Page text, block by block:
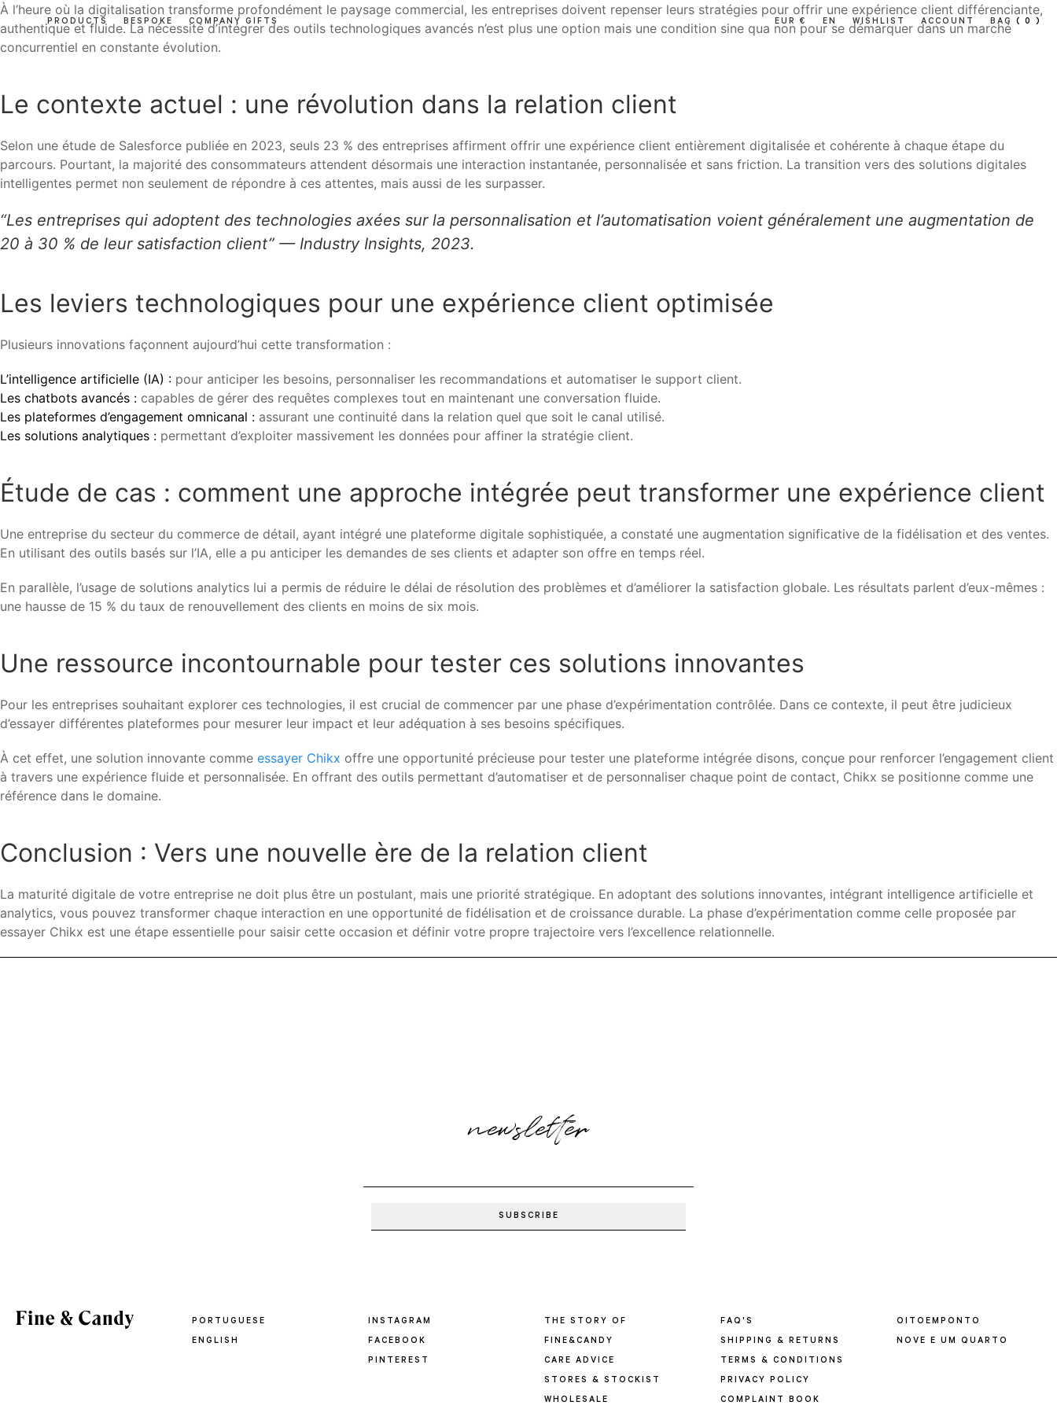
PRODUCTS BESPOKE COMPANY GIFTS EUR € EN WISHLIST ACCOUNT BAG ( 0 )
À l’heure où la digitalisation transforme profondément le paysage commercial, les entreprises doivent repenser leurs stratégies pour offrir une expérience client différenciante,
authentique et fluide. La nécessité d’intégrer des outils technologiques avancés n’est plus une option mais une condition sine qua non pour se démarquer dans un marché
concurrentiel en constante évolution.
Le contexte actuel : une révolution dans la relation client
Selon une étude de Salesforce publiée en 2023, seuls 23 % des entreprises affirment offrir une expérience client entièrement digitalisée et cohérente à chaque étape du
parcours. Pourtant, la majorité des consommateurs attendent désormais une interaction instantanée, personnalisée et sans friction. La transition vers des solutions digitales
intelligentes permet non seulement de répondre à ces attentes, mais aussi de les surpasser.
“Les entreprises qui adoptent des technologies axées sur la personnalisation et l’automatisation voient généralement une augmentation de
20 à 30 % de leur satisfaction client” — Industry Insights, 2023.
Les leviers technologiques pour une expérience client optimisée
Plusieurs innovations façonnent aujourd’hui cette transformation :
L’intelligence artificielle (IA) : pour anticiper les besoins, personnaliser les recommandations et automatiser le support client.
Les chatbots avancés : capables de gérer des requêtes complexes tout en maintenant une conversation fluide.
Les plateformes d’engagement omnicanal : assurant une continuité dans la relation quel que soit le canal utilisé.
Les solutions analytiques : permettant d’exploiter massivement les données pour affiner la stratégie client.
Étude de cas : comment une approche intégrée peut transformer une expérience client
Une entreprise du secteur du commerce de détail, ayant intégré une plateforme digitale sophistiquée, a constaté une augmentation significative de la fidélisation et des ventes.
En utilisant des outils basés sur l’IA, elle a pu anticiper les demandes de ses clients et adapter son offre en temps réel.
En parallèle, l’usage de solutions analytics lui a permis de réduire le délai de résolution des problèmes et d’améliorer la satisfaction globale. Les résultats parlent d’eux-mêmes :
une hausse de 15 % du taux de renouvellement des clients en moins de six mois.
Une ressource incontournable pour tester ces solutions innovantes
Pour les entreprises souhaitant explorer ces technologies, il est crucial de commencer par une phase d’expérimentation contrôlée. Dans ce contexte, il peut être judicieux
d’essayer différentes plateformes pour mesurer leur impact et leur adéquation à ses besoins spécifiques.
À cet effet, une solution innovante comme essayer Chikx offre une opportunité précieuse pour tester une plateforme intégrée disons, conçue pour renforcer l’engagement client
à travers une expérience fluide et personnalisée. En offrant des outils permettant d’automatiser et de personnaliser chaque point de contact, Chikx se positionne comme une
référence dans le domaine.
Conclusion : Vers une nouvelle ère de la relation client
La maturité digitale de votre entreprise ne doit plus être un postulant, mais une priorité stratégique. En adoptant des solutions innovantes, intégrant intelligence artificielle et
analytics, vous pouvez transformer chaque interaction en une opportunité de fidélisation et de croissance durable. La phase d’expérimentation comme celle proposée par
essayer Chikx est une étape essentielle pour saisir cette occasion et définir votre propre trajectoire vers l’excellence relationnelle.
newsletter
PORTUGUESE
ENGLISH
INSTAGRAM
FACEBOOK
PINTEREST
THE STORY OF
FINE&CANDY
CARE ADVICE
STORES & STOCKIST
WHOLESALE
FAQ'S
SHIPPING & RETURNS
TERMS & CONDITIONS
PRIVACY POLICY
COMPLAINT BOOK
OITOEMPONTO
NOVE E UM QUARTO